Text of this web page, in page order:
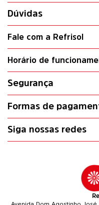
Dúvidas
Fale com a Refrisol
Horário de
Segurança
Formas de
Siga nossas redes